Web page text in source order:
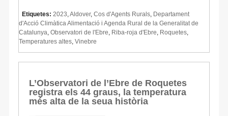
Etiquetes: 2023 Aldover, Cos d'Agents Rurals Departament
d'Acció Climàtica Alimentació i Agenda Rural de la Generalitat de
Catalunya Observatori de l'Ebre Riba-roja d'Ebre Roquetes
Temperatures altes Vinebre
L’Observatori de l’Ebre de Roquetes
registra els 44 graus, la temperatura
més alta de la seua història